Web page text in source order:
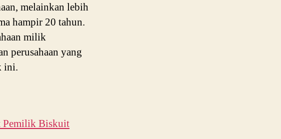
melainkan lebih
hampir 20 tahun.
milik
perusahaan yang
ini.
Pemilik Biskuit